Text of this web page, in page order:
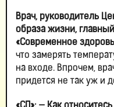
Врач, руководитель
образа жизни,
«Современное
что замерять
на входе. Впрочем,
придется не так уж и